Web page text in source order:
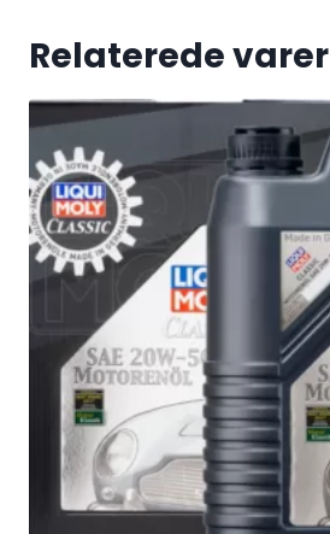
Relaterede varer